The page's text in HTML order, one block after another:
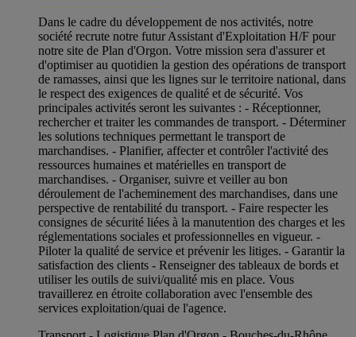
Dans le cadre du développement de nos activités, notre
société recrute notre futur Assistant d'Exploitation H/F pour
notre site de Plan d'Orgon. Votre mission sera d'assurer et
d'optimiser au quotidien la gestion des opérations de transport
de ramasses, ainsi que les lignes sur le territoire national, dans
le respect des exigences de qualité et de sécurité. Vos
principales activités seront les suivantes : - Réceptionner,
rechercher et traiter les commandes de transport. - Déterminer
les solutions techniques permettant le transport de
marchandises. - Planifier, affecter et contrôler l'activité des
ressources humaines et matérielles en transport de
marchandises. - Organiser, suivre et veiller au bon
déroulement de l'acheminement des marchandises, dans une
perspective de rentabilité du transport. - Faire respecter les
consignes de sécurité liées à la manutention des charges et les
réglementations sociales et professionnelles en vigueur. -
Piloter la qualité de service et prévenir les litiges. - Garantir la
satisfaction des clients - Renseigner des tableaux de bords et
utiliser les outils de suivi/qualité mis en place. Vous
travaillerez en étroite collaboration avec l'ensemble des
services exploitation/quai de l'agence.